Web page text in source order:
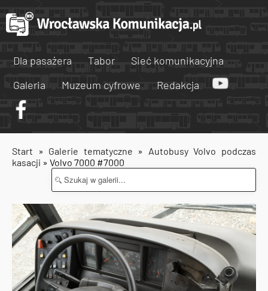
Dla pasażera Tabor
Sieć komunikacyjna
Galeria
Muzeum cyfrowe Redakcja
Start » Galerie tematyczne » Autobusy Volvo podczas
kasacji » Volvo 7000 #7000